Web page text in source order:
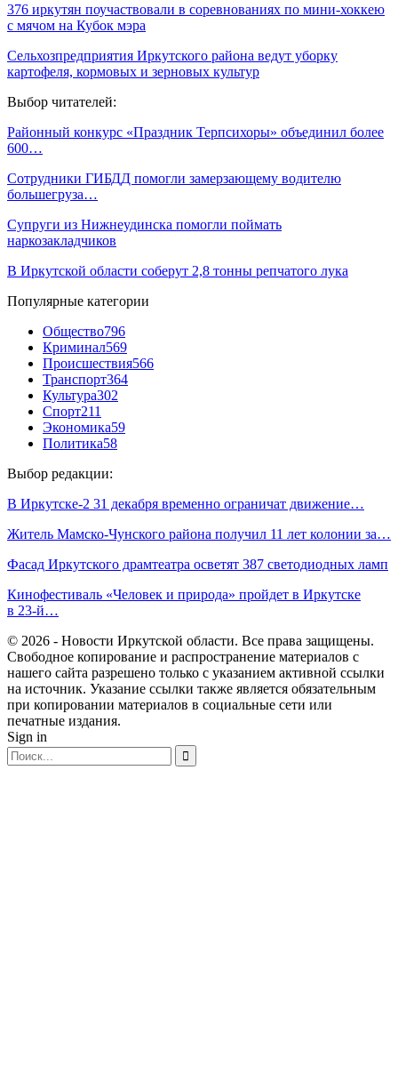
376 иркутян поучаствовали в соревнованиях по мини-хоккею
с мячом на Кубок мэра
Сельхозпредприятия Иркутского района ведут уборку
картофеля, кормовых и зерновых культур
Выбор читателей:
Районный конкурс «Праздник Терпсихоры» объединил более
600…
Сотрудники ГИБДД помогли замерзающему водителю
большегруза…
Супруги из Нижнеудинска помогли поймать
наркозакладчиков
В Иркутской области соберут 2,8 тонны репчатого лука
Популярные категории
Общество796
Криминал569
Происшествия566
Транспорт364
Культура302
Спорт211
Экономика59
Политика58
Выбор редакции:
В Иркутске-2 31 декабря временно ограничат движение…
Житель Мамско-Чунского района получил 11 лет колонии за…
Фасад Иркутского драмтеатра осветят 387 светодиодных ламп
Кинофестиваль «Человек и природа» пройдет в Иркутске
в 23-й…
© 2026 - Новости Иркутской области. Все права защищены.
Свободное копирование и распространение материалов с
нашего сайта разрешено только с указанием активной ссылки
на источник. Указание ссылки также является обязательным
при копировании материалов в социальные сети или
печатные издания.
Sign in